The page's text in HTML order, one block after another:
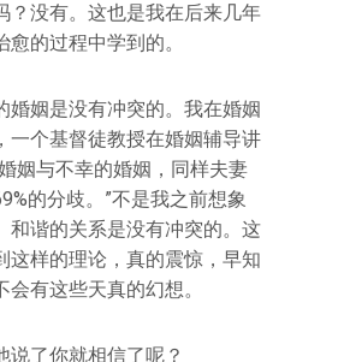
？没有。这也是我在后来几年
的过程中学到的。
婚姻是没有冲突的。我在婚姻
一个基督徒教授在婚姻辅导讲
姻与不幸的婚姻，同样夫妻
的分歧。”不是我之前想象
和谐的关系是没有冲突的。这
这样的理论，真的震惊，早知
有这些天真的幻想。
说了你就相信了呢？